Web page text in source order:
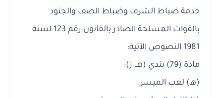
خدمة ضباط الشرف وضباط الصف والجنود
بالقوات المسلحة الصادر بالقانون رقم 123 لسنة
1981 النصوص الآتية:
مادة (79) بندي (هـ، ز):
(هـ) لعب الميسر.